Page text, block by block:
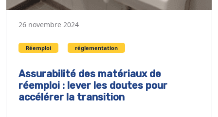
26 novembre 2024
Réemploi réglementation
Assurabilité des matériaux de
réemploi : lever les doutes pour
accélérer la transition